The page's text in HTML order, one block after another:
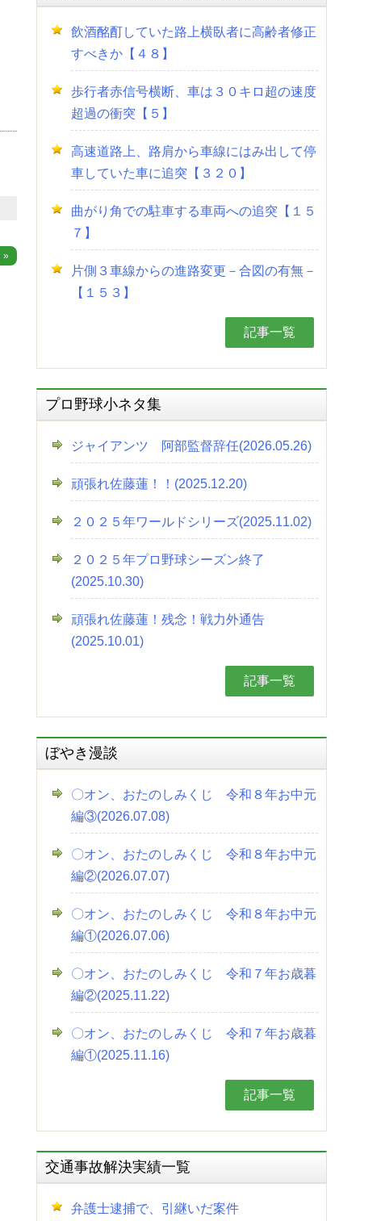
飲酒酩酊していた路上横臥者に高齢者修正
すべきか【４８】
歩行者赤信号横断、車は３０キロ超の速度
超過の衝突【５】
高速道路上、路肩から車線にはみ出して停
車していた車に追突【３２０】
曲がり角での駐車する車両への追突【１５
７】
片側３車線からの進路変更－合図の有無－
【１５３】
記事一覧
プロ野球小ネタ集
ジャイアンツ 阿部監督辞任(2026.05.26)
頑張れ佐藤蓮！！(2025.12.20)
２０２５年ワールドシリーズ(2025.11.02)
２０２５年プロ野球シーズン終了
(2025.10.30)
頑張れ佐藤蓮！残念！戦力外通告
(2025.10.01)
記事一覧
ぼやき漫談
〇オン、おたのしみくじ 令和８年お中元
編③(2026.07.08)
〇オン、おたのしみくじ 令和８年お中元
編②(2026.07.07)
〇オン、おたのしみくじ 令和８年お中元
編①(2026.07.06)
〇オン、おたのしみくじ 令和７年お歳暮
編②(2025.11.22)
〇オン、おたのしみくじ 令和７年お歳暮
編①(2025.11.16)
記事一覧
交通事故解決実績一覧
弁護士逮捕で、引継いだ案件